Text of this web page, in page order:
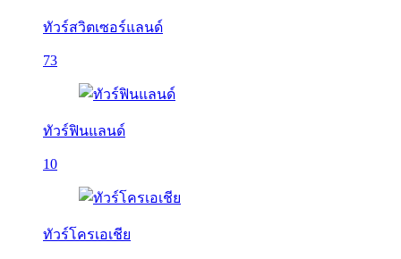
ทัวร์สวิตเซอร์แลนด์
73
ทัวร์ฟินแลนด์
10
ทัวร์โครเอเชีย